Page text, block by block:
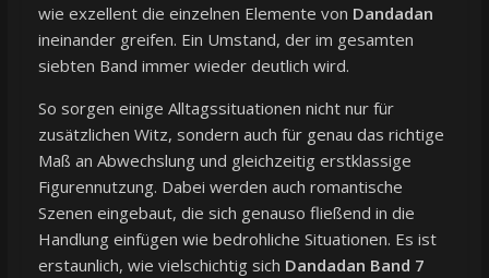
wie exzellent die einzelnen Elemente von Dandadan
ineinander greifen. Ein Umstand, der im gesamten
siebten Band immer wieder deutlich wird.
So sorgen einige Alltagssituationen nicht nur für
zusätzlichen Witz, sondern auch für genau das richtige
Maß an Abwechslung und gleichzeitig erstklassige
Figurennutzung. Dabei werden auch romantische
Szenen eingebaut, die sich genauso fließend in die
Handlung einfügen wie bedrohliche Situationen. Es ist
erstaunlich, wie vielschichtig sich Dandadan Band 7